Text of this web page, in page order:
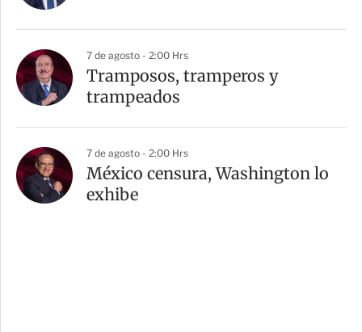
7 de agosto - 2:00 Hrs
Tramposos, tramperos y
trampeados
7 de agosto - 2:00 Hrs
México censura, Washington lo
exhibe